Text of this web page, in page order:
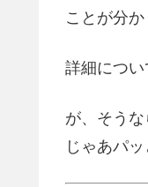
ことが分か
詳細につい
が、そう
じゃあパ